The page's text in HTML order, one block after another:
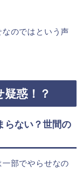
のではという声
惑！？
らない？世間の
部でやらせなの